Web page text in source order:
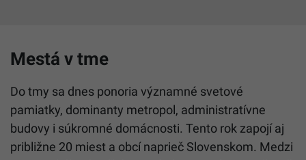
Mestá v tme
Do tmy sa dnes ponoria významné svetové
pamiatky, dominanty metropol, administratívne
budovy i súkromné domácnosti. Tento rok zapojí aj
približne 20 miest a obcí naprieč Slovenskom. Medzi